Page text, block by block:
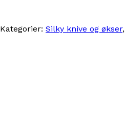
Kategorier: Silky knive og økser,